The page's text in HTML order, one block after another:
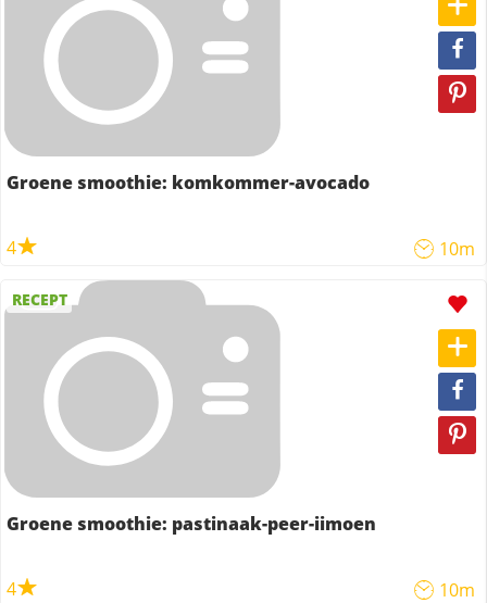
Groene smoothie: komkommer-avocado
4 10m
RECEPT
Groene smoothie: pastinaak-peer-iimoen
4 10m